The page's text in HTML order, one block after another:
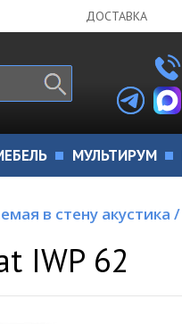
ДОСТАВКА
МУЛЬТИРУМ
в стену акустика /
IWP 62